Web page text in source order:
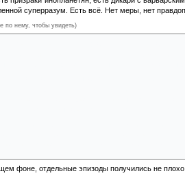
суперразум. Есть всё. Нет меры, нет
по нему, чтобы увидеть)
фоне, отдельные эпизоды получились не плохо.